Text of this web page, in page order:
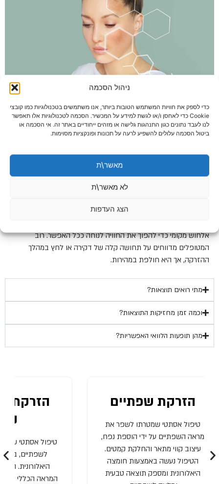
ניהול הסכמה
כדי לספק את חוויות המשתמש הטובות ביותר, אנו משתמשים בטכנולוגיות כמו קובצי
Cookie כדי לאחסן ו/או לגשת למידע על המכשיר. הסכמה לטכנולוגיות אלו תאפשר
לנו לעבד נתונים כגון התנהגות גלישה או מזהים ייחודיים באתר זה. אי הסכמה או
ביטול הסכמה עלולים להשפיע לרעה על תכונות ופונקציות מסוימות.
מאשר\ת
לא מאשר\ת
הצג העדפות
שאלות ותשובות נפוצות על רסטילן
סקין בוסטר
אלו הן כמה מהשאלות הנפוצות בנושא של רסטילן סקין בוסטר, כפי שהן
חוזרות ומועלות על ידי לקוחות:
אלחוש מקומי כדי להפוך את החוויה לנוחה ככל האפשר. רוב
המטופלים מדווחים על תחושה קלה של דקירה או לחץ במהלך
ההזרקה, אך היא חולפת במהירות.
מתי רואים תוצאות?
וכמה זמן מחזיקות התוצאות?
מהן תופעות הלוואי האפשריות?
נפח,
הזרקת שפתיים
נפח
טיפול אסתטי שמטרתו להוסיף נפח
לשפתיים, באמצעות חומצה
היאלורונית. הטיפול משפר את
המראה הכללי של השפתיים, מעניק